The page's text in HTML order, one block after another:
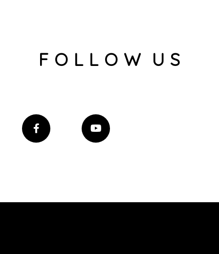
F O L L O W U S